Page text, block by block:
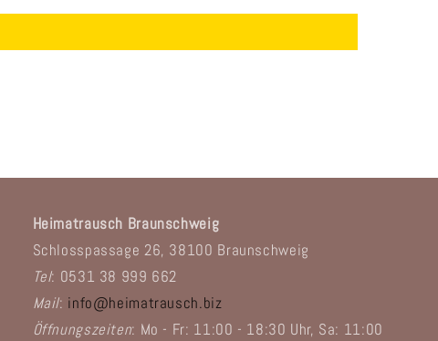
Heimatrausch Braunschweig
Schlosspassage 26, 38100 Braunschweig
Tel: 0531 38 999 662
Mail: info@heimatrausch.biz
Öffnungszeiten: Mo - Fr: 11:00 - 18:30 Uhr, Sa: 11:00